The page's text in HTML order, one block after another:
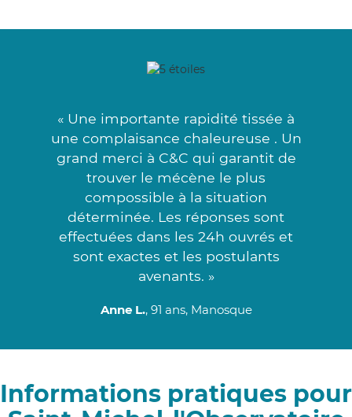
« Une importante rapidité tissée à
une complaisance chaleureuse . Un
grand merci à C&C qui garantit de
trouver le mécène le plus
compossible à la situation
déterminée. Les réponses sont
effectuées dans les 24h ouvrés et
sont exactes et les postulants
avenants. »
Anne L., 91 ans, Manosque
Informations pratiques pour